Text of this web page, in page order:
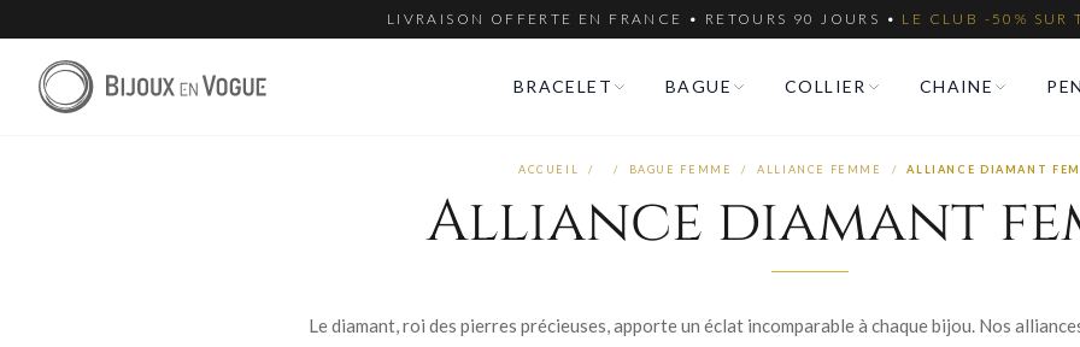
LIVRAISON OFFERTE EN FRANCE • RETOURS 90 JOURS • LE CLUB -50% SUR
BRACELET BAGUE COLLIER CHAINE
ACCUEIL / / BAGUE FEMME / ALLIANCE FEMME / ALLIANCE DIAMANT
Alliance diamant